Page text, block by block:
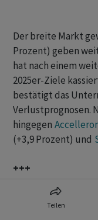
Teilen
Der breite Markt
Prozent) geben
hat nach einem
2025er-Ziele
bestätigt das
Verlustprognosen.
hingegen
(+3,9 Prozent) und
+++